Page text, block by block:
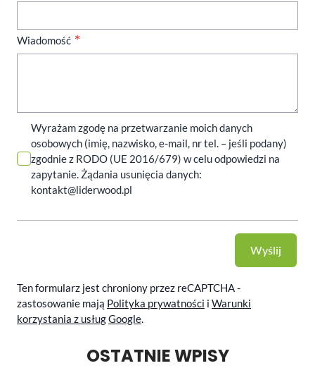
Wiadomość
Wyrażam zgodę na przetwarzanie moich danych
osobowych (imię, nazwisko, e-mail, nr tel. – jeśli podany)
zgodnie z RODO (UE 2016/679) w celu odpowiedzi na
zapytanie. Żądania usunięcia danych:
kontakt@liderwood.pl
Wyślij
Ten formularz jest chroniony przez reCAPTCHA -
zastosowanie mają Polityka prywatności i Warunki
korzystania z usługGoogle.
OSTATNIE WPISY